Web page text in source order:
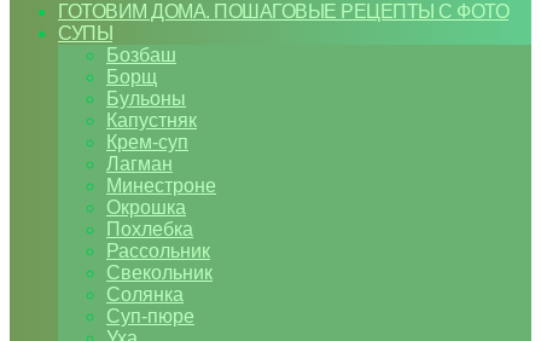
ГОТОВИМ ДОМА. ПОШАГОВЫЕ РЕЦЕПТЫ С ФОТО
СУПЫ
Бозбаш
Борщ
Бульоны
Капустняк
Крем-суп
Лагман
Минестроне
Окрошка
Похлебка
Рассольник
Свекольник
Солянка
Суп-пюре